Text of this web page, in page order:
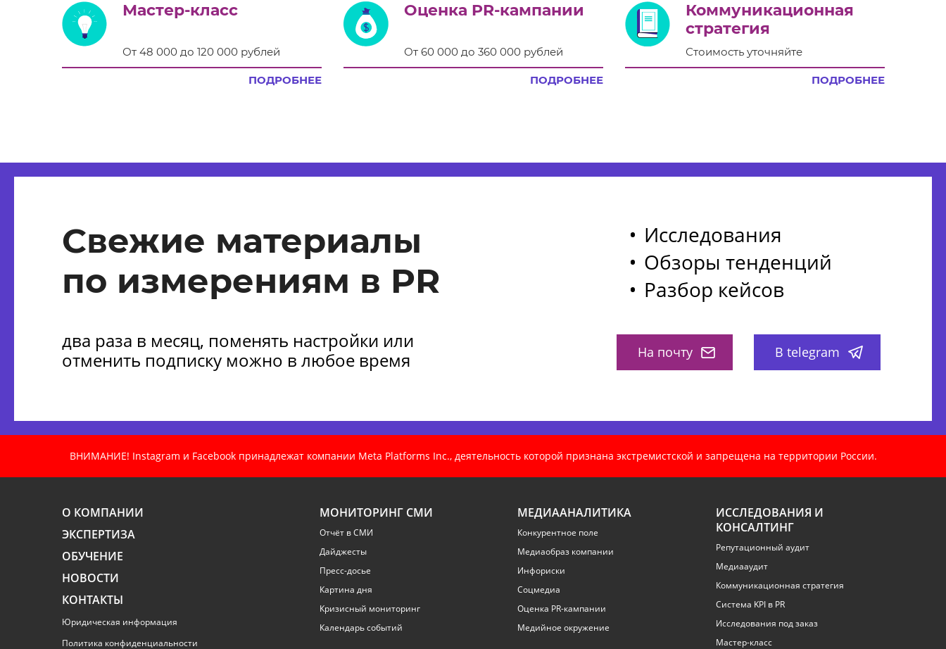
Мастер-класс
От 48 000 до 120 000 рублей
ПОДРОБНЕЕ
Оценка PR-кампании
От 60 000 до 360 000 рублей
ПОДРОБНЕЕ
Коммуникационная
стратегия
Стоимость уточняйте
ПОДРОБНЕЕ
Свежие материалы
по измерениям в PR
два раза в месяц, поменять настройки или
отменить подписку можно в любое время
Исследования
Обзоры тенденций
Разбор кейсов
На почту В telegram
ВНИМАНИЕ! Instagram и Facebook принадлежат компании Meta Platforms Inc., деятельность которой признана экстремистской и запрещена на территории России.
О КОМПАНИИ
ЭКСПЕРТИЗА
ОБУЧЕНИЕ
НОВОСТИ
КОНТАКТЫ
Юридическая информация
Политика конфиденциальности
МОНИТОРИНГ СМИ
Отчёт в СМИ
Дайджесты
Пресс-досье
Картина дня
Кризисный мониторинг
Календарь событий
МЕДИААНАЛИТИКА
Конкурентное поле
Медиаобраз компании
Инфориски
Соцмедиа
Оценка PR-кампании
Медийное окружение
ИССЛЕДОВАНИЯ И
КОНСАЛТИНГ
Репутационный аудит
Медиааудит
Коммуникационная стратегия
Система KPI в PR
Исследования под заказ
Мастер-класс